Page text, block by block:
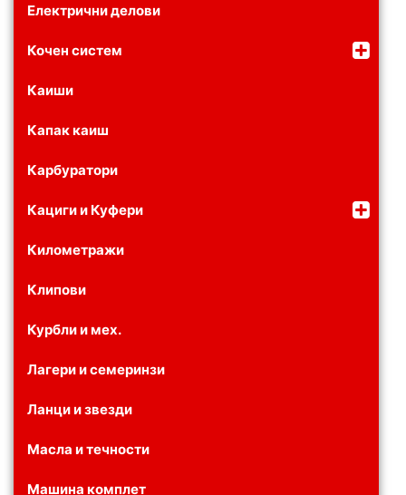
Електрични делови
Кочен систем
Каиши
Капак каиш
Карбуратори
Кациги и Куфери
Километражи
Клипови
Курбли и мех.
Лагери и семеринзи
Ланци и звезди
Масла и течности
Машина комплет